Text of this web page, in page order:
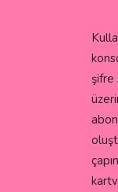
şifre